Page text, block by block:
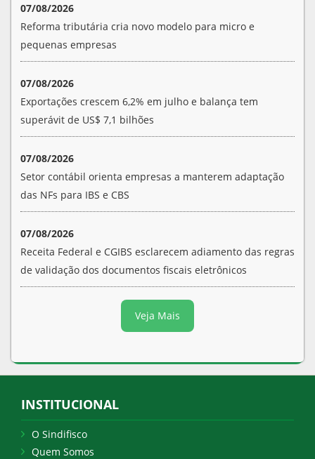
07/08/2026
Reforma tributária cria novo modelo para micro e
pequenas empresas
07/08/2026
Exportações crescem 6,2% em julho e balança tem
superávit de US$ 7,1 bilhões
07/08/2026
Setor contábil orienta empresas a manterem adaptação
das NFs para IBS e CBS
07/08/2026
Receita Federal e CGIBS esclarecem adiamento das regras
de validação dos documentos fiscais eletrônicos
Veja Mais
INSTITUCIONAL
O Sindifisco
Quem Somos